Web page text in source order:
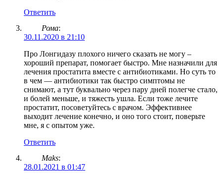
Ответить
Рома:
30.11.2020 в 21:10
Про Лонгидазу плохого ничего сказать не могу –
хороший препарат, помогает быстро. Мне назначили для
лечения простатита вместе с антибиотиками. Но суть то
в чем — антибиотики так быстро симптомы не
снимают, а тут буквально через пару дней полегче стало,
и болей меньше, и тяжесть ушла. Если тоже лечите
простатит, посоветуйтесь с врачом. Эффективнее
выходит лечение конечно, и оно того стоит, поверьте
мне, я с опытом уже.
Ответить
Maks:
28.01.2021 в 01:47